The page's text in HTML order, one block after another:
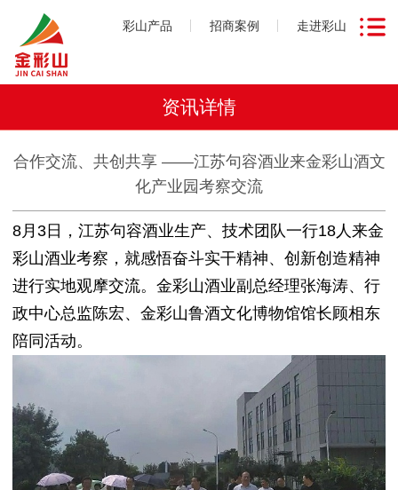
彩山产品 招商案例 走进彩山
资讯详情
合作交流、共创共享 ——江苏句容酒业来金彩山酒文
化产业园考察交流
8月3日，江苏句容酒业生产、技术团队一行18人来金
彩山酒业考察，就感悟奋斗实干精神、创新创造精神
进行实地观摩交流。金彩山酒业副总经理张海涛、行
政中心总监陈宏、金彩山鲁酒文化博物馆馆长顾相东
陪同活动。